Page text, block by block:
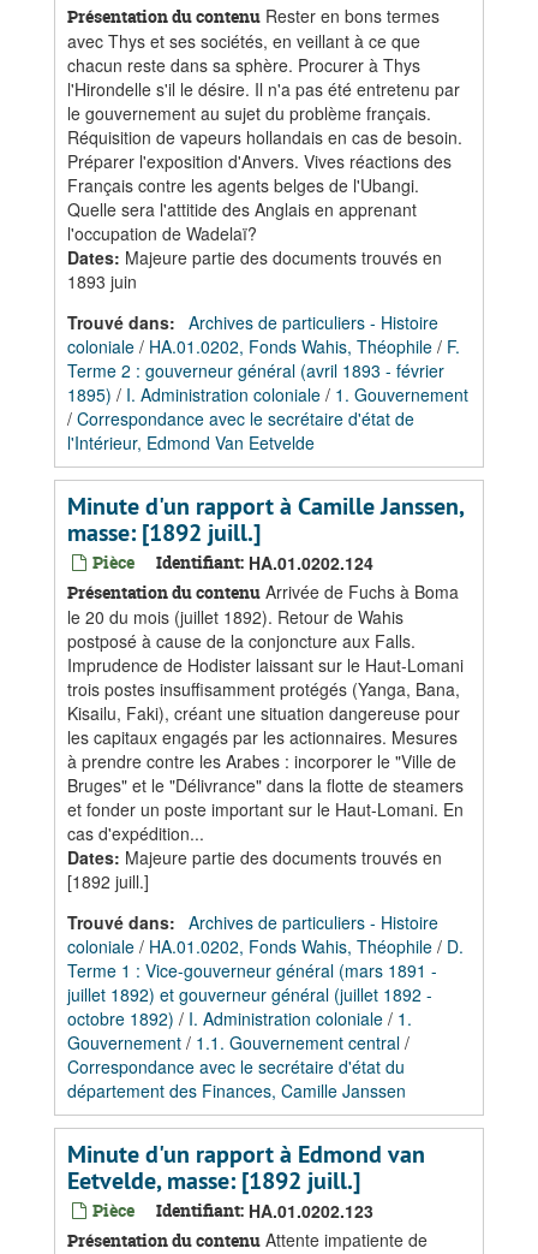
Présentation du contenu Rester en bons termes
avec Thys et ses sociétés, en veillant à ce que
chacun reste dans sa sphère. Procurer à Thys
l'Hirondelle s'il le désire. Il n'a pas été entretenu par
le gouvernement au sujet du problème français.
Réquisition de vapeurs hollandais en cas de besoin.
Préparer l'exposition d'Anvers. Vives réactions des
Français contre les agents belges de l'Ubangi.
Quelle sera l'attitide des Anglais en apprenant
l'occupation de Wadelaï?
Dates: Majeure partie des documents trouvés en
1893 juin
Trouvé dans: Archives de particuliers - Histoire
coloniale / HA.01.0202, Fonds Wahis, Théophile / F.
Terme 2 : gouverneur général (avril 1893 - février
1895) / I. Administration coloniale / 1. Gouvernement
/ Correspondance avec le secrétaire d'état de
l'Intérieur, Edmond Van Eetvelde
Minute d'un rapport à Camille Janssen,
masse: [1892 juill.]
Pièce Identifiant: HA.01.0202.124
Présentation du contenu Arrivée de Fuchs à Boma
le 20 du mois (juillet 1892). Retour de Wahis
postposé à cause de la conjoncture aux Falls.
Imprudence de Hodister laissant sur le Haut-Lomani
trois postes insuffisamment protégés (Yanga, Bana,
Kisailu, Faki), créant une situation dangereuse pour
les capitaux engagés par les actionnaires. Mesures
à prendre contre les Arabes : incorporer le "Ville de
Bruges" et le "Délivrance" dans la flotte de steamers
et fonder un poste important sur le Haut-Lomani. En
cas d'expédition...
Dates: Majeure partie des documents trouvés en
[1892 juill.]
Trouvé dans: Archives de particuliers - Histoire
coloniale / HA.01.0202, Fonds Wahis, Théophile / D.
Terme 1 : Vice-gouverneur général (mars 1891 -
juillet 1892) et gouverneur général (juillet 1892 -
octobre 1892) / I. Administration coloniale / 1.
Gouvernement / 1.1. Gouvernement central /
Correspondance avec le secrétaire d'état du
département des Finances, Camille Janssen
Minute d'un rapport à Edmond van
Eetvelde, masse: [1892 juill.]
Pièce Identifiant: HA.01.0202.123
Présentation du contenu Attente impatiente de